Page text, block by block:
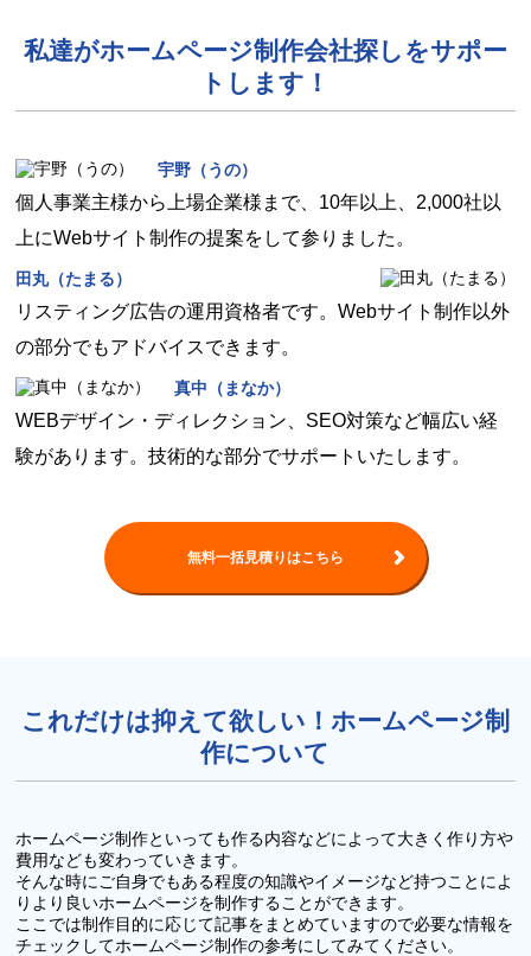
私達がホームページ制作会社探しをサポー
トします！
宇野（うの）
個人事業主様から上場企業様まで、10年以上、2,000社以
上にWebサイト制作の提案をして参りました。
田丸（たまる）
リスティング広告の運用資格者です。Webサイト制作以外
の部分でもアドバイスできます。
真中（まなか）
WEBデザイン・ディレクション、SEO対策など幅広い経
験があります。技術的な部分でサポートいたします。
無料一括見積りはこちら
これだけは抑えて欲しい！ホームページ制
作について
ホームページ制作といっても作る内容などによって大きく作り方や
費用なども変わっていきます。
そんな時にご自身でもある程度の知識やイメージなど持つことによ
りより良いホームページを制作することができます。
ここでは制作目的に応じて記事をまとめていますので必要な情報を
チェックしてホームページ制作の参考にしてみてください。